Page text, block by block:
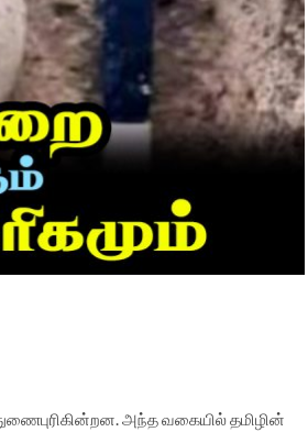
அந்த வகையில் தமிழின்